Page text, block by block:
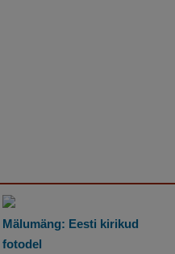
Mälumäng: Eesti kirikud
fotodel